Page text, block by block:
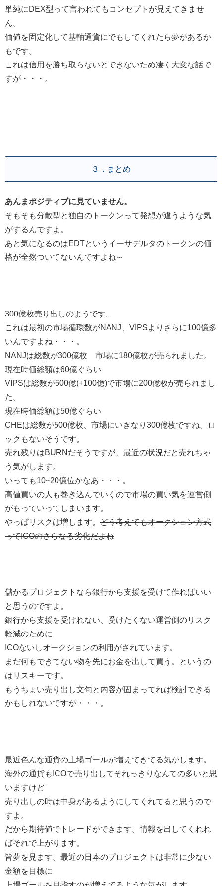
単純にDEX型って言われてもコンセプトが見えてきませ
ん。
価値を固定化して基軸通貨にでもしてくれたら夢があるか
もです。
これは信用を勝ち取らないとできないため凄く大変な話で
すが・・・。
３．まとめ
あんまポジティブに見ていません。
そもそも分散型と独自のトークンって発想が違うような気
がするんですよ。
あと気になるのはEDTというイーサデルタのトークンの価
格が全然ついてないんですよね～
300億枚売り出しのようです。
これは最初の市場循環数がNANJ、VIPSよりさらに100億多
いんですよね・・・。
NANJは総数が300億枚 市場に180億枚が売られました。
現在時価総額は60億ぐらい
VIPSは総数が600億(+100億)で市場に200億枚が売られまし
た。
現在時価総額は50億ぐらい
CHEは総数が500億枚、市場にいきなり300億枚ですね。ロ
ックもないそうです。
売れ残りはBURNだそうですが、最近の状況だと売れちゃ
う気がします。
いっても10~20億位かなあ・・・。
高値買いの人も巻き込んでいくので市場の買い気を運営側
がもっていってしまいます。
やっぱリスクは増します。 どう考えてもオークション方式
ってICOのさらなる劣化だよね
儲かるプロジェクトなら銀行から支援を受けて作ればいい
と思うのですよ。
銀行から支援を受けれない、受けたくない運営側のリスク
軽減のために
ICOないしオークションの利用がされています。
まだ何もできてない物を先にお金を出して買う。というの
はリスキーです。
もうちょい売り出し文句と内容が固まってれば検討できる
かもしれないですが・・・。
最近色んな通貨の上場ゴールが増えてきてる気がします。
海外の通貨もICOで売り出してそれっきりなんての多いと思
いますけど
売り出しの時は中身があるようにしてくれてると思うので
すよ。
だから期待値でトレードができます。情報を出してくれれ
ばそれで上がります。
皆夢を見ます。最近の日本のプロジェクトは非常に少ない
金額を目標に